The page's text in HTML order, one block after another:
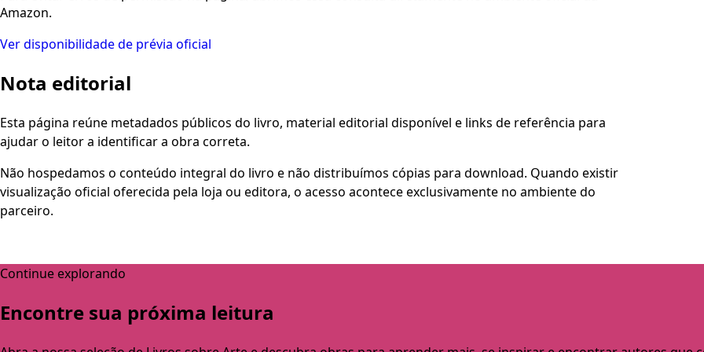
Amazon.
Ver disponibilidade de prévia oficial
Nota editorial
Esta página reúne metadados públicos do livro, material editorial disponível e links de referência para
ajudar o leitor a identificar a obra correta.
Não hospedamos o conteúdo integral do livro e não distribuímos cópias para download. Quando existir
visualização oficial oferecida pela loja ou editora, o acesso acontece exclusivamente no ambiente do
parceiro.
Continue explorando
Encontre sua próxima leitura